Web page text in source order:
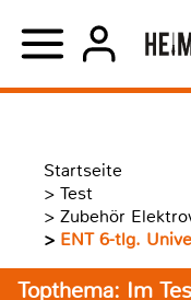
Startseite
> Test
> Zubehör
> ENT 6-tlg.
Topthema: Im